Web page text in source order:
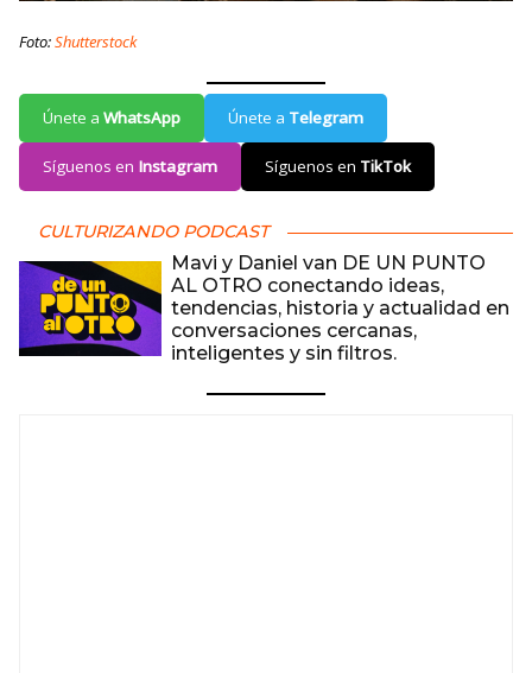
Foto:Shutterstock
Únete a WhatsApp Únete a Telegram
Síguenos en Instagram Síguenos en TikTok
CULTURIZANDO PODCAST
Mavi y Daniel van DE UN PUNTO
AL OTRO conectando ideas,
tendencias, historia y actualidad en
conversaciones cercanas,
inteligentes y sin filtros.